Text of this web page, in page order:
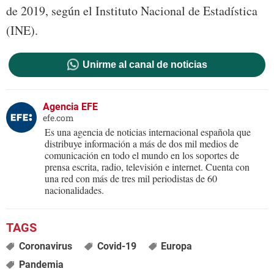
de 2019, según el Instituto Nacional de Estadística
(INE).
Unirme al canal de noticias
Agencia EFE
efe.com
Es una agencia de noticias internacional española que
distribuye información a más de dos mil medios de
comunicación en todo el mundo en los soportes de
prensa escrita, radio, televisión e internet. Cuenta con
una red con más de tres mil periodistas de 60
nacionalidades.
Coronavirus Covid-19
Europa
Pandemia